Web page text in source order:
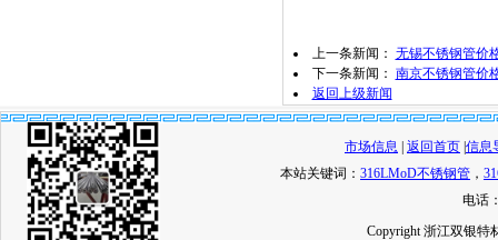
上一条新闻： 无锡不锈钢管价
下一条新闻： 南京不锈钢管价
返回上级新闻
市场信息 返回首页 信息
本站关键词： 316LMoD不锈钢管 ，
电话
Copyright 浙江双银